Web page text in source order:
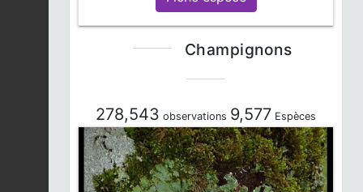
Champignons
278,543 observations 9,577 Espèces